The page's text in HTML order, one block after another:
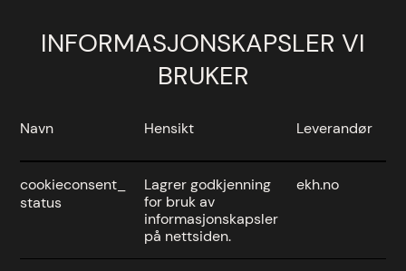
INFORMASJONSKAPSLER VI
BRUKER
Navn Hensikt Leverandør
cookieconsent_
status
Lagrer godkjenning
for bruk av
informasjonskapsler
på nettsiden.
ekh.no